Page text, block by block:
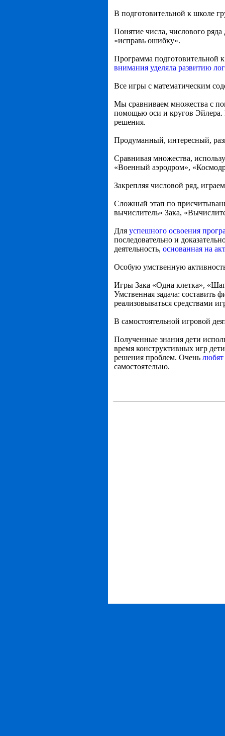
В подготовительной к школе
Понятие числа, числового
«исправь ошибку».
Программа подготовительной
внимания уделяла развитию
Все игры с математическим
Мы сравниваем множества с
помощью оси и кругов Эйлера.
решения.
Продуманный, интересный,
Сравнивая множества,
«Военный аэродром»,
Закрепляя числовой ряд,
Сложный этап по
вычислитель» Зака,
Для успешного освоения
последовательно и
деятельность, основанная на
Особую умственную
Игры Зака «Одна клетка»,
Умственная задача: составить
реализовываться средствами
В самостоятельной игровой
Полученные знания дети
время конструктивных игр
решения проблем. Очень любят
самостоятельно.